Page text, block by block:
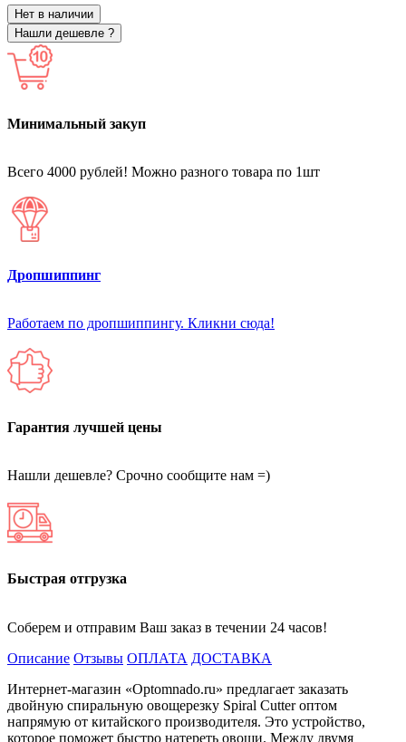
Нет в наличии
Нашли дешевле ?
Минимальный закуп
Всего 4000 рублей! Можно разного товара по 1шт
Дропшиппинг
Работаем по дропшиппингу. Кликни сюда!
Гарантия лучшей цены
Нашли дешевле? Срочно сообщите нам =)
Быстрая отгрузка
Соберем и отправим Ваш заказ в течении 24 часов!
Описание Отзывы ОПЛАТА ДОСТАВКА
Интернет-магазин «Optomnado.ru» предлагает заказать
двойную спиральную овощерезку Spiral Сutter оптом
напрямую от китайского производителя. Это устройство,
которое поможет быстро натереть овощи. Между двумя